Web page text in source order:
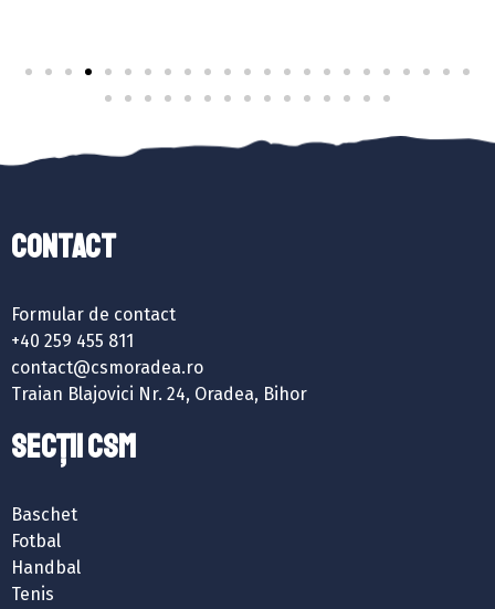
Contact
Formular de contact
+40 259 455 811
contact@csmoradea.ro
Traian Blajovici Nr. 24, Oradea, Bihor
SECȚII CSM
Baschet
Fotbal
Handbal
Tenis